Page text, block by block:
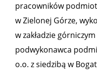
pracowników
w Zielonej Górze,
w zakładzie
podwykonawca
o.o. z siedzibą w